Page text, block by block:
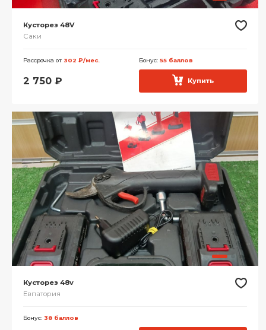
Кусторез 48V
Саки
Рассрочка от 302 ₽/мес. Бонус: 55 баллов
2 750 ₽ Купить
Кусторез 48v
Евпатория
Бонус: 38 баллов